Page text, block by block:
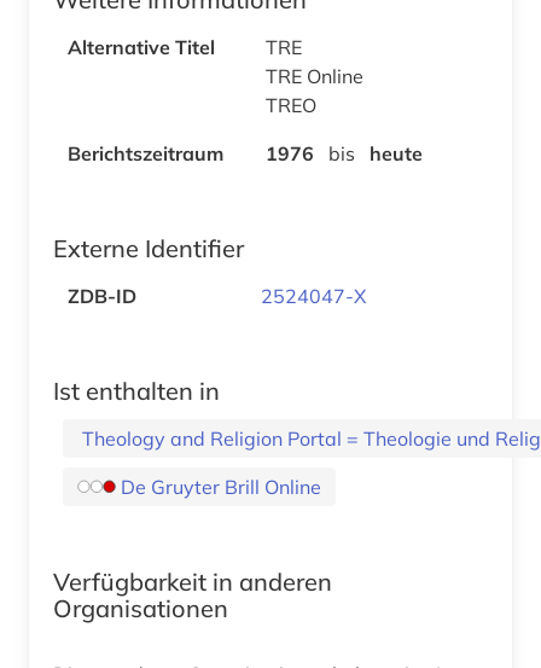
Alternative Titel
TRE
TRE Online
TREO
Berichtszeitraum
1976 bis heute
Externe Identifier
ZDB-ID 2524047-X
Ist enthalten in
Theology and Religion Portal = Theologie und
De Gruyter Brill Online
Verfügbarkeit in anderen
Organisationen